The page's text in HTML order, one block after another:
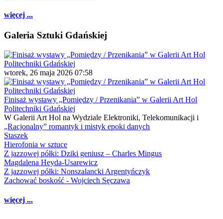
więcej ...
Galeria Sztuki Gdańskiej
wtorek, 26 maja 2026 07:58
Finisaż wystawy „Pomiędzy / Przenikania” w Galerii Art Hol
Politechniki Gdańskiej
W Galerii Art Hol na Wydziale Elektroniki, Telekomunikacji i
„Racjonalny” romantyk i mistyk epoki danych
Staszek
Hierofonia w sztuce
Z jazzowej półki: Dziki geniusz – Charles Mingus
Magdalena Heyda-Usarewicz
Z jazzowej półki: Nonszalancki Argentyńczyk
Zachować boskość - Wojciech Sęczawa
więcej ...